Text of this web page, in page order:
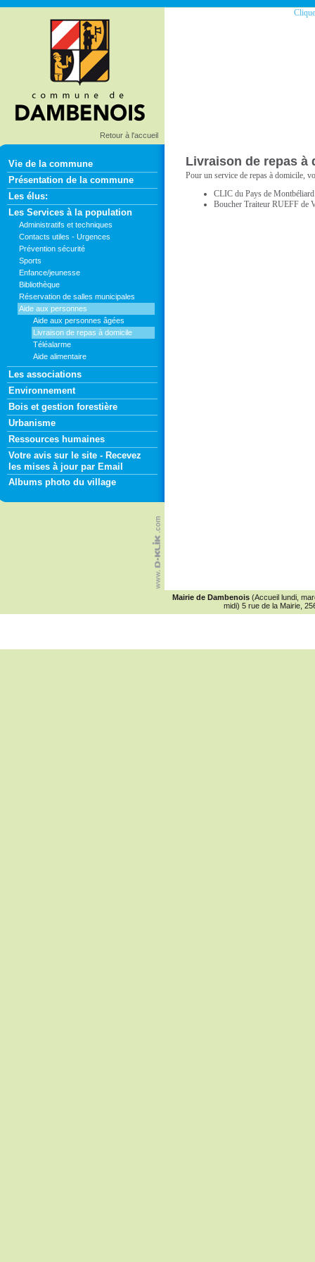
Retour à l'accueil
Vie de la commune
Présentation de la commune
Les élus:
Les Services à la population
Administratifs et techniques
Contacts utiles - Urgences
Prévention sécurité
Sports
Enfance/jeunesse
Bibliothèque
Réservation de salles municipales
Aide aux personnes
Aide aux personnes âgées
Livraison de repas à domicile
Téléalarme
Aide alimentaire
Les associations
Environnement
Bois et gestion forestière
Urbanisme
Ressources humaines
Votre avis sur le site - Recevez
les mises à jour par Email
Albums photo du village
Livraison de repas à
Pour un service de repas à domicile,
CLIC du Pays de
Boucher Traiteur RUEFF de
Mairie de Dambenois (Accueil lundi,
midi) 5 rue de la Mairie,